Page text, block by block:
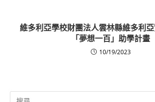
維多利亞學校財團法人雲林縣維多利
「夢想一百」助學計畫
10/19/2023
Search